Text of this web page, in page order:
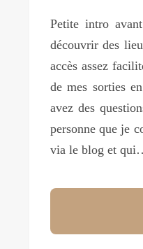
Petite intro
découvrir des
accès assez
de mes sorties
avez des
personne que je
via le blog et